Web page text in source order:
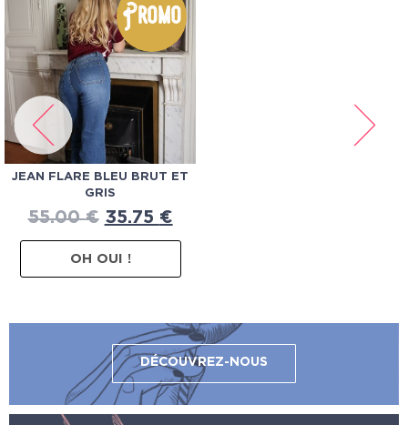
Promo
JEAN FLARE BLEU BRUT ET
GRIS
55.00€ 35.75 €
OH OUI !
DÉCOUVREZ-NOUS